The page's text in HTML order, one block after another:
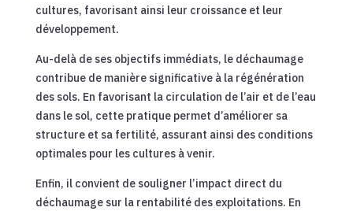
cultures, favorisant ainsi leur croissance et leur
développement.
Au-delà de ses objectifs immédiats, le déchaumage
contribue de manière significative à la régénération
des sols. En favorisant la circulation de l’air et de l’eau
dans le sol, cette pratique permet d’améliorer sa
structure et sa fertilité, assurant ainsi des conditions
optimales pour les cultures à venir.
Enfin, il convient de souligner l’impact direct du
déchaumage sur la rentabilité des exploitations. En